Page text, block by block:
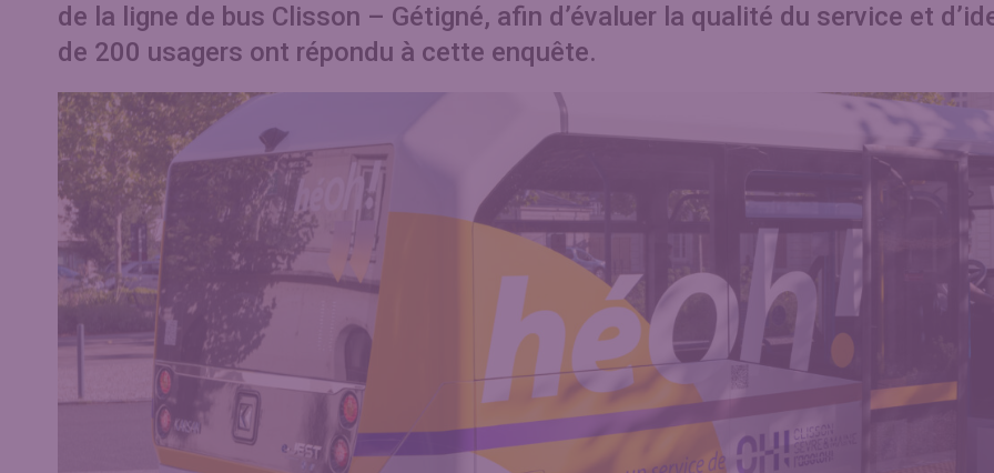
de la ligne de bus Clisson – Gétigné, afin d’évaluer la qualité du service et
de 200 usagers ont répondu à cette enquête.